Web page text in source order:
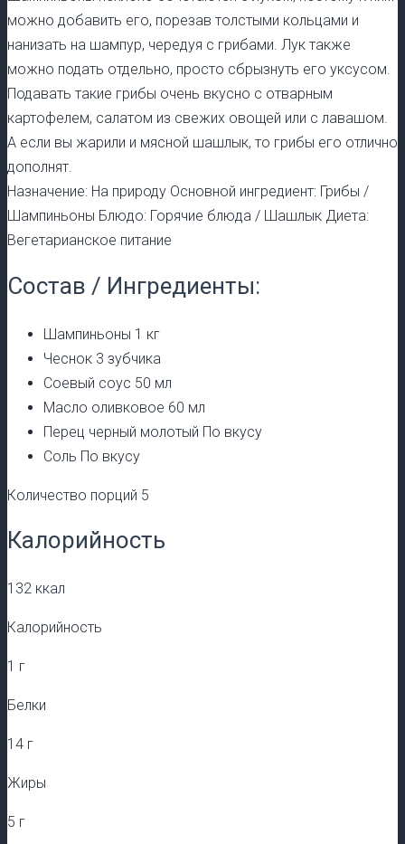
можно добавить его, порезав толстыми кольцами и
нанизать на шампур, чередуя с грибами. Лук также
можно подать отдельно, просто сбрызнуть его уксусом.
Подавать такие грибы очень вкусно с отварным
картофелем, салатом из свежих овощей или с лавашом.
А если вы жарили и мясной шашлык, то грибы его отлично
дополнят.
Назначение: На природу Основной ингредиент: Грибы /
Шампиньоны Блюдо: Горячие блюда / Шашлык Диета:
Вегетарианское питание
Состав / Ингредиенты:
Шампиньоны 1 кг
Чеснок 3 зубчика
Соевый соус 50 мл
Масло оливковое 60 мл
Перец черный молотый По вкусу
Соль По вкусу
Количество порций 5
Калорийность
132 ккал
Калорийность
1 г
Белки
14 г
Жиры
5 г